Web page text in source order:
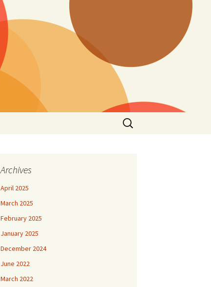
Search
for:
Archives
April 2025
March 2025
February 2025
January 2025
December 2024
June 2022
March 2022